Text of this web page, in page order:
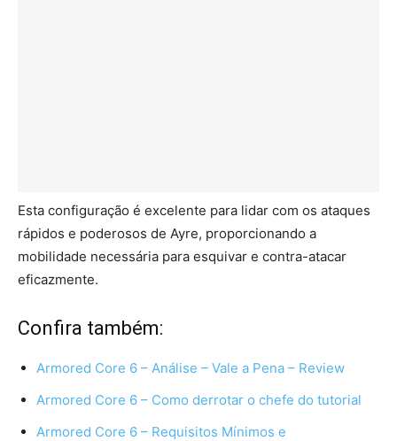
Esta configuração é excelente para lidar com os ataques
rápidos e poderosos de Ayre, proporcionando a
mobilidade necessária para esquivar e contra-atacar
eficazmente.
Confira também:
Armored Core 6 – Análise – Vale a Pena – Review
Armored Core 6 – Como derrotar o chefe do tutorial
Armored Core 6 – Requisitos Mínimos e